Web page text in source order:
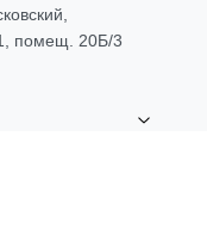
помещ. 20Б/3